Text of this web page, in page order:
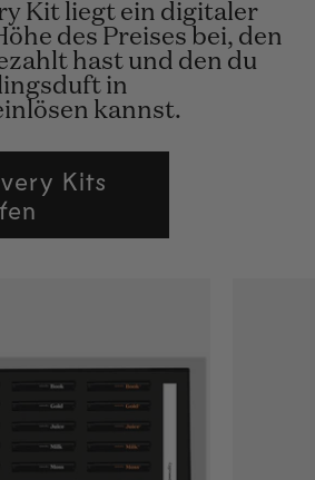
Kit liegt ein digitaler
des Preises bei, den
hast und den du
in
kannst.
Kits